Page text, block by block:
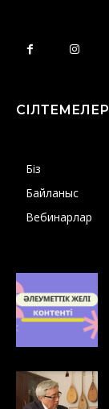
СІЛТЕМЕЛЕР
Біз
Байланыс
Вебинарлар